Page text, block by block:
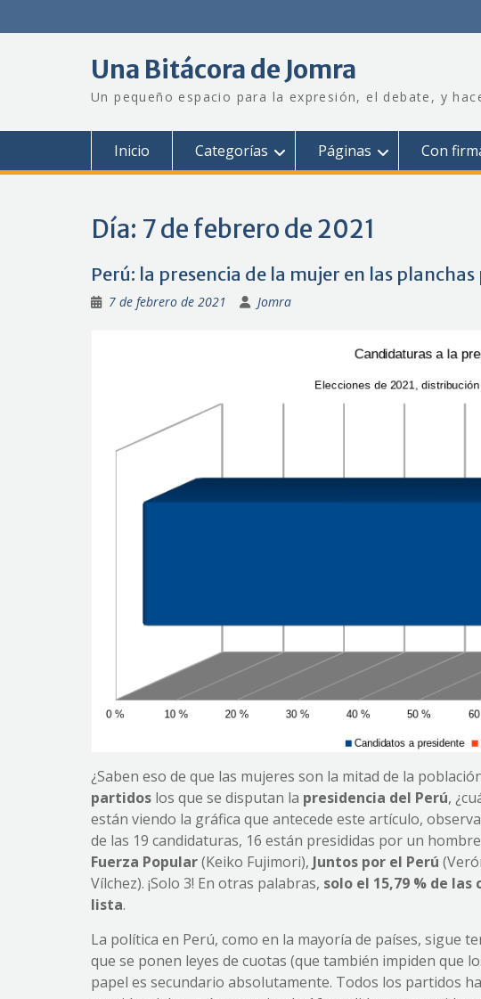
Una Bitácora de Jomra
Un pequeño espacio para la expresión, el debate, y
Inicio Categorías Páginas Con
Día: 7 de febrero de 2021
Perú: la presencia de la mujer en las
7 de febrero de 2021 Jomra
¿Saben eso de que las mujeres son la mitad de la
partidos los que se disputan la presidencia del Perú,
están viendo la gráfica que antecede este artículo,
de las 19 candidaturas, 16 están presididas por un
Fuerza Popular(Keiko Fujimori), Juntos por el Perú
Vílchez). ¡Solo 3! En otras palabras, solo el 15,79 % de
lista.
La política en Perú, como en la mayoría de países, sigue
que se ponen leyes de cuotas (que también impiden que
papel es secundario absolutamente. Todos los partidos